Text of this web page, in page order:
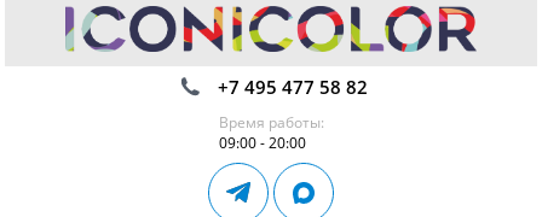
+7 495 477 58 82
Время работы:
09:00 - 20:00